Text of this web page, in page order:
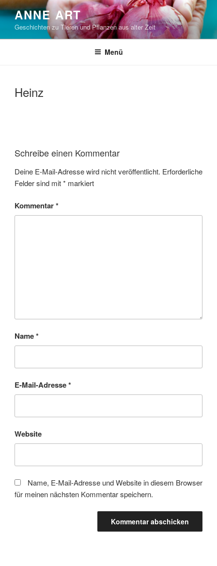
Zum
Inhalt
springen
ANNE ART
Geschichten zu Tieren und Pflanzen aus alter Zeit
Menü
Heinz
Schreibe einen Kommentar
Deine E-Mail-Adresse wird nicht veröffentlicht. Erforderliche
Felder sind mit* markiert
Kommentar*
Name*
E-Mail-Adresse*
Website
Name, E-Mail-Adresse und Website in diesem Browser
für meinen nächsten Kommentar speichern.